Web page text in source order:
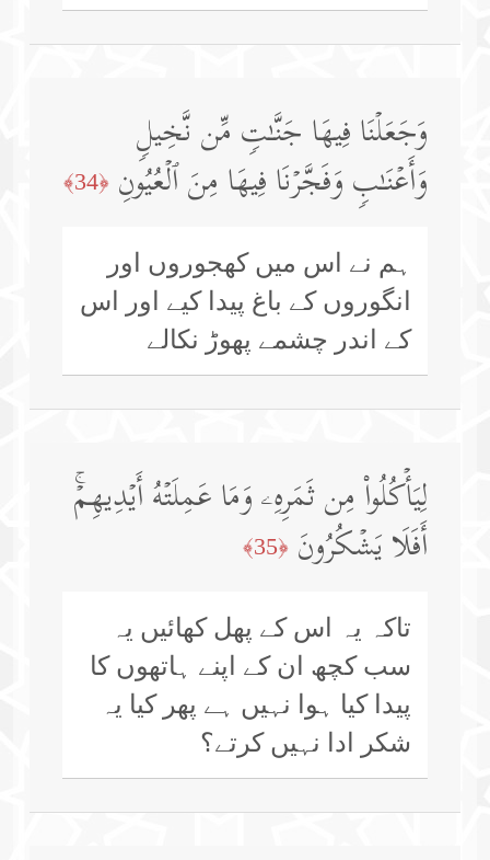
وَجَعَلۡنَا فِیهَا جَنَّـٰتࣲ مِّن نَّخِیلࣲ
وَأَعۡنَـٰبࣲ وَفَجَّرۡنَا فِیهَا مِنَ ٱلۡعُیُونِ ﴿34﴾
ہم نے اس میں کھجوروں اور
انگوروں کے باغ پیدا کیے اور اس
کے اندر چشمے پھوڑ نکالے
لِیَأۡكُلُوا۟ مِن ثَمَرِهِۦ وَمَا عَمِلَتۡهُ أَیۡدِیهِمۡۚ
أَفَلَا یَشۡكُرُونَ ﴿35﴾
تاکہ یہ اس کے پھل کھائیں یہ
سب کچھ ان کے اپنے ہاتھوں کا
پیدا کیا ہوا نہیں ہے پھر کیا یہ
شکر ادا نہیں کرتے؟